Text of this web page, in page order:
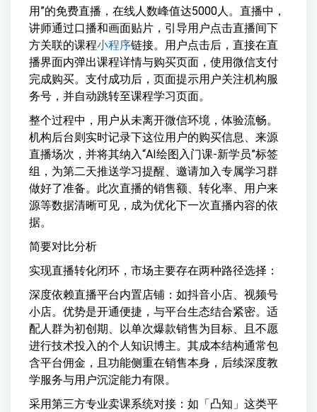
用”的免费直播，在线人数峰值达5000人。直播中，
讲师通过口播和画面贴片，引导用户点击直播间下
方关联的课程小程序链接。用户点击后，直接在直
播界面内弹出课程详情与购买页面，使用微信支付
完成购买。支付成功后，页面提示用户关注机构服
务号，并自动跳转至课程学习页面。
整个过程中，用户从未离开微信环境，体验流畅。
机构后台则实时记录下这位用户的购买信息、来源
直播场次，并将其纳入“AI绘图入门课-新学员”标签
组，为第二天推送学习提醒、邀请加入专属学习群
做好了准备。此次直播的销售额、转化率、用户来
源等数据清晰可见，成为优化下一次直播内容的依
据。
简要对比分析
实现直播转化闭环，市场主要存在两种路径选择：
深度依赖直播平台内置店铺：如抖音小店、视频号
小店。优势是开通便捷，与平台生态结合紧密。适
配人群为初创期、以单次爆款销售为目标、且不愿
进行技术投入的个人知识博主。其成本结构通常包
含平台佣金，且功能侧重在销售本身，后续深度教
学服务与用户沉淀能力有限。
采用第三方专业卖课系统对接：如「凸知」这类平